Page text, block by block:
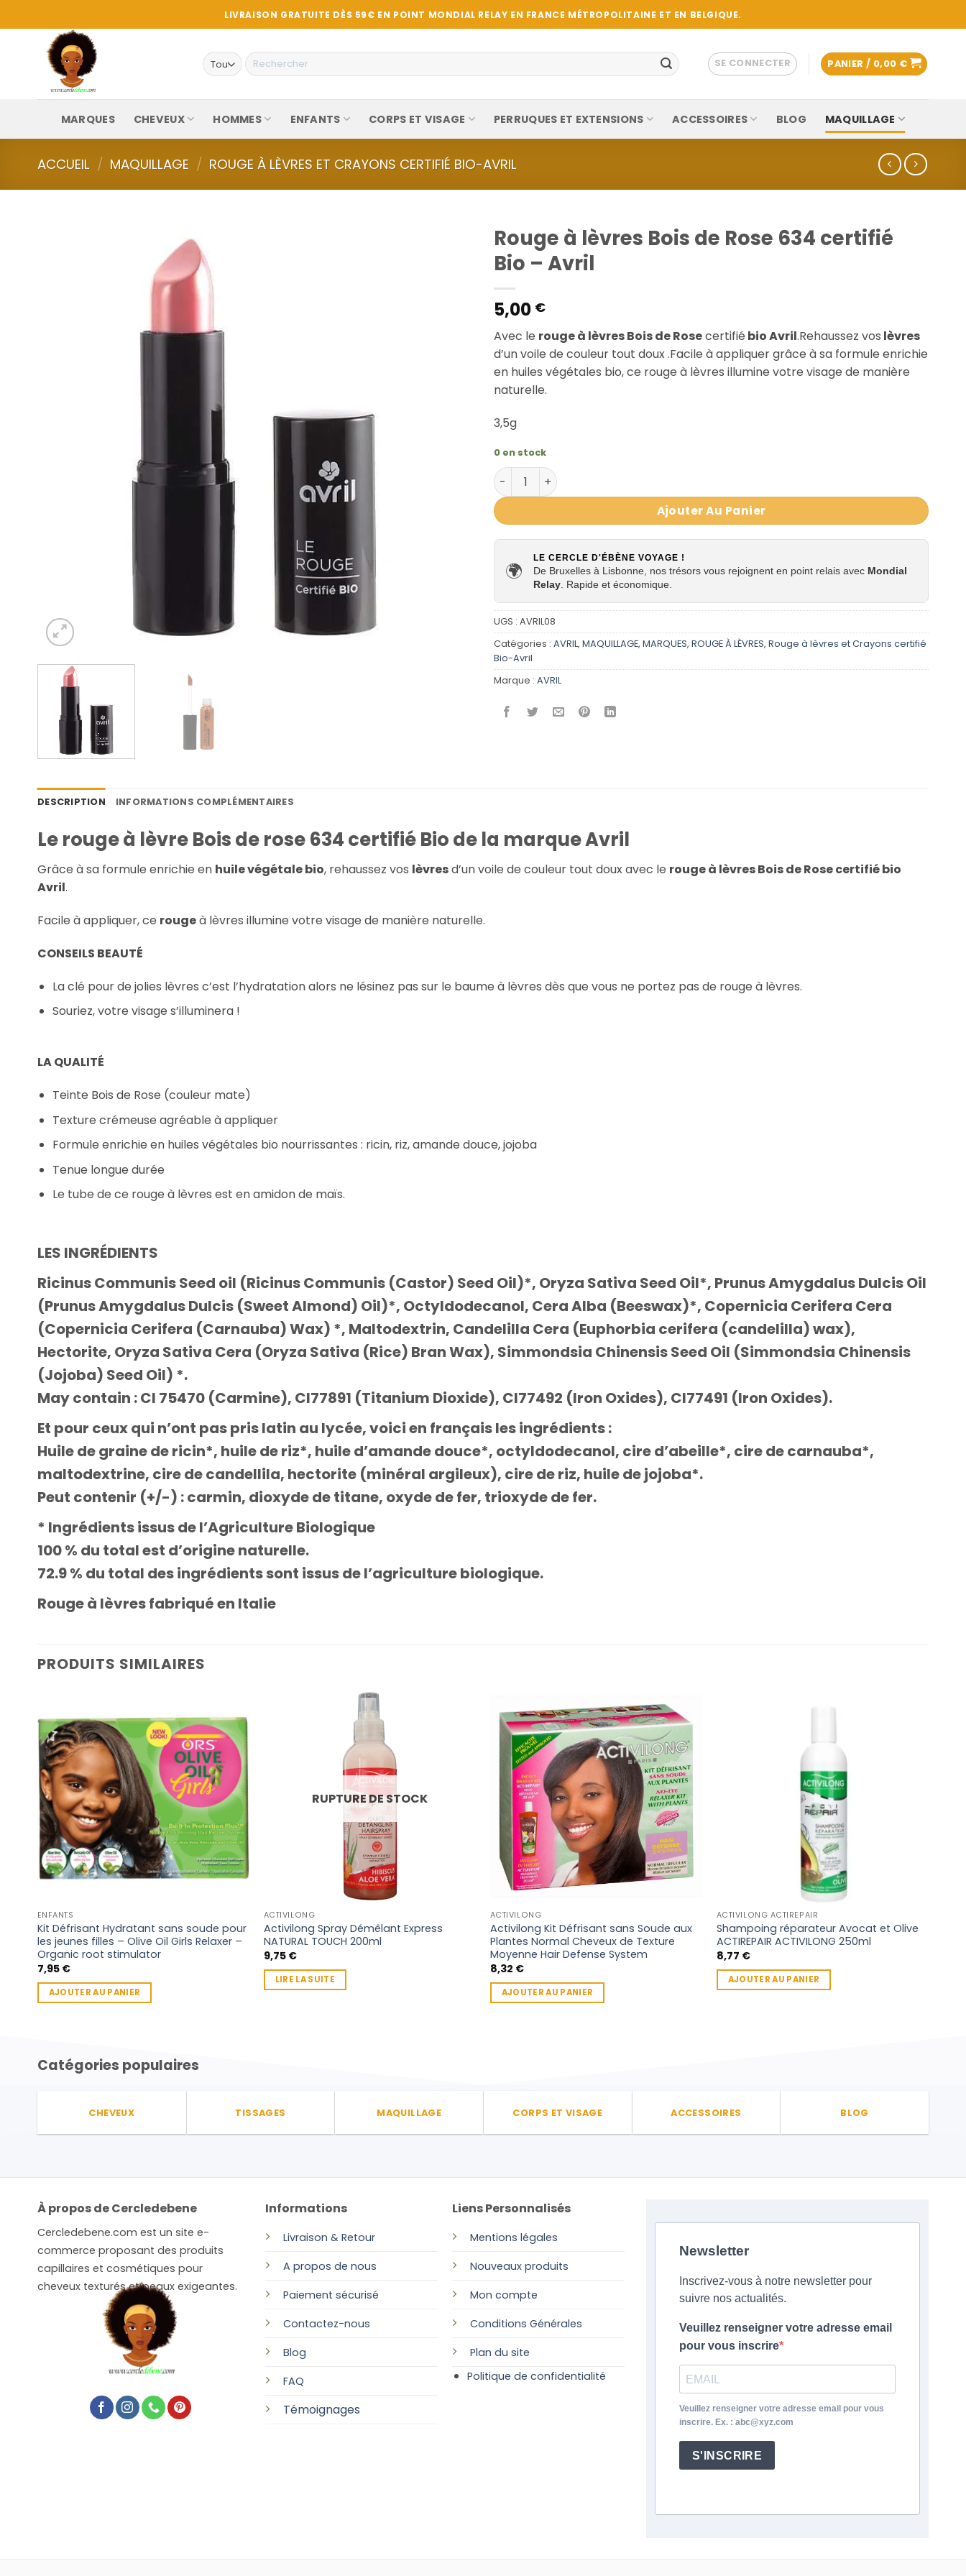
au
LIVRAISON GRATUITE DÈS 59€ EN POINT MONDIAL RELAY EN FRANCE MÉTROPOLITAINE ET EN BELGIQUE.
Recherche
pour :
SE CONNECTER PANIER / 0,00 €
MARQUES CHEVEUX HOMMES ENFANTS CORPS ET VISAGE PERRUQUES ET EXTENSIONS ACCESSOIRES BLOG MAQUILLAGE
ACCUEIL / MAQUILLAGE / ROUGE À LÈVRES ET CRAYONS CERTIFIÉ BIO-AVRIL
Rouge à lèvres Bois de Rose 634 certifié
Bio – Avril
5,00 €
Avec le rouge à lèvres Bois de Rosecertifié bio Avril.Rehaussez vos lèvres
d’un voile de couleur tout doux .Facile à appliquer grâce à sa formule enrichie
en huiles végétales bio, ce rouge à lèvres illumine votre visage de manière
naturelle.
3,5g
0 en stock
quantité de Rouge à lèvres Bois de Rose 634 certifié Bio - Avril
Ajouter Au Panier
🌍
LE CERCLE D'ÉBÈNE VOYAGE !
De Bruxelles à Lisbonne, nos trésors vous rejoignent en point relais avec Mondial
Relay. Rapide et économique.
UGS : AVRIL08
Catégories : AVRIL, MAQUILLAGE, MARQUES, ROUGE À LÈVRES, Rouge à lèvres et Crayons certifié
Bio-Avril
Marque : AVRIL
DESCRIPTION INFORMATIONS COMPLÉMENTAIRES
Le rouge à lèvre Bois de rose 634 certifié Bio de la marque Avril
Grâce à sa formule enrichie en huile végétale bio, rehaussez vos lèvresd’un voile de couleur tout doux avec le rouge à lèvres Bois de Rose certifié bio
Avril.
Facile à appliquer, ce rougeà lèvres illumine votre visage de manière naturelle.
CONSEILS BEAUTÉ
La clé pour de jolies lèvres c’est l’hydratation alors ne lésinez pas sur le baume à lèvres dès que vous ne portez pas de rouge à lèvres.
Souriez, votre visage s’illuminera !
LA QUALITÉ
Teinte Bois de Rose (couleur mate)
Texture crémeuse agréable à appliquer
Formule enrichie en huiles végétales bio nourrissantes : ricin, riz, amande douce, jojoba
Tenue longue durée
Le tube de ce rouge à lèvres est en amidon de maïs.
LES INGRÉDIENTS
Ricinus Communis Seed oil (Ricinus Communis (Castor) Seed Oil)*, Oryza Sativa Seed Oil*, Prunus Amygdalus Dulcis Oil
(Prunus Amygdalus Dulcis (Sweet Almond) Oil)*, Octyldodecanol, Cera Alba (Beeswax)*, Copernicia Cerifera Cera
(Copernicia Cerifera (Carnauba) Wax) *, Maltodextrin, Candelilla Cera (Euphorbia cerifera (candelilla) wax),
Hectorite, Oryza Sativa Cera (Oryza Sativa (Rice) Bran Wax), Simmondsia Chinensis Seed Oil (Simmondsia Chinensis
(Jojoba) Seed Oil) *.
May contain : CI 75470 (Carmine), CI77891 (Titanium Dioxide), CI77492 (Iron Oxides), CI77491 (Iron Oxides).
Et pour ceux qui n’ont pas pris latin au lycée, voici en français les ingrédients :
Huile de graine de ricin*, huile de riz*, huile d’amande douce*, octyldodecanol, cire d’abeille*, cire de carnauba*,
maltodextrine, cire de candellila, hectorite (minéral argileux), cire de riz, huile de jojoba*.
Peut contenir (+/-) : carmin, dioxyde de titane, oxyde de fer, trioxyde de fer.
* Ingrédients issus de l’Agriculture Biologique
100 % du total est d’origine naturelle.
72.9 % du total des ingrédients sont issus de l’agriculture biologique.
Rouge à lèvres fabriqué en Italie
PRODUITS SIMILAIRES
ENFANTS
Kit Défrisant Hydratant sans soude pour
les jeunes filles – Olive Oil Girls Relaxer –
Organic root stimulator
7,95 €
AJOUTER AU PANIER
RUPTURE DE STOCK
ACTIVILONG
Activilong Spray Démêlant Express
NATURAL TOUCH 200ml
9,75 €
LIRE LA SUITE
ACTIVILONG
Activilong Kit Défrisant sans Soude aux
Plantes Normal Cheveux de Texture
Moyenne Hair Defense System
8,32 €
AJOUTER AU PANIER
ACTIVILONG ACTIREPAIR
Shampoing réparateur Avocat et Olive
ACTIREPAIR ACTIVILONG 250ml
8,77 €
AJOUTER AU PANIER
Catégories populaires
CHEVEUX TISSAGES MAQUILLAGE CORPS ET VISAGE ACCESSOIRES BLOG
À propos de Cercledebene
Cercledebene.com est un site e-
commerce proposant des produits
capillaires et cosmétiques pour
cheveux texturés et peaux exigeantes.
Informations
Livraison & Retour
A propos de nous
Paiement sécurisé
Contactez-nous
Blog
FAQ
Témoignages
Liens Personnalisés
Mentions légales
Nouveaux produits
Mon compte
Conditions Générales
Plan du site
Politique de confidentialité
Newsletter
Inscrivez-vous à notre newsletter pour
suivre nos actualités.
Veuillez renseigner votre adresse email
pour vous inscrire
Veuillez renseigner votre adresse email pour vous
inscrire. Ex. : abc@xyz.com
S'INSCRIRE